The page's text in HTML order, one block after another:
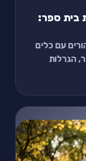
בית ספר:
עם כלים
הגרלות